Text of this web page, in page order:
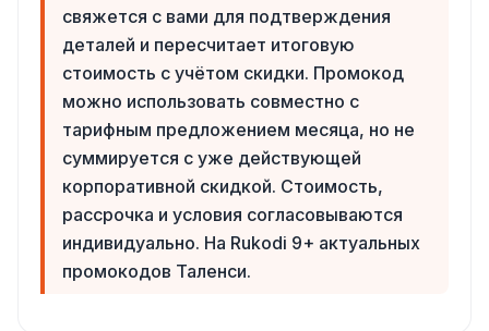
свяжется с вами для подтверждения
деталей и пересчитает итоговую
стоимость с учётом скидки. Промокод
можно использовать совместно с
тарифным предложением месяца, но не
суммируется с уже действующей
корпоративной скидкой. Стоимость,
рассрочка и условия согласовываются
индивидуально. На Rukodi 9+ актуальных
промокодов Таленси.